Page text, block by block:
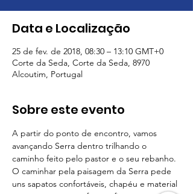
Data e Localização
25 de fev. de 2018, 08:30 – 13:10 GMT+0
Corte da Seda, Corte da Seda, 8970
Alcoutim, Portugal
Sobre este evento
A partir do ponto de encontro, vamos
avançando Serra dentro trilhando o
caminho feito pelo pastor e o seu rebanho.
O caminhar pela paisagem da Serra pede
uns sapatos confortáveis, chapéu e material